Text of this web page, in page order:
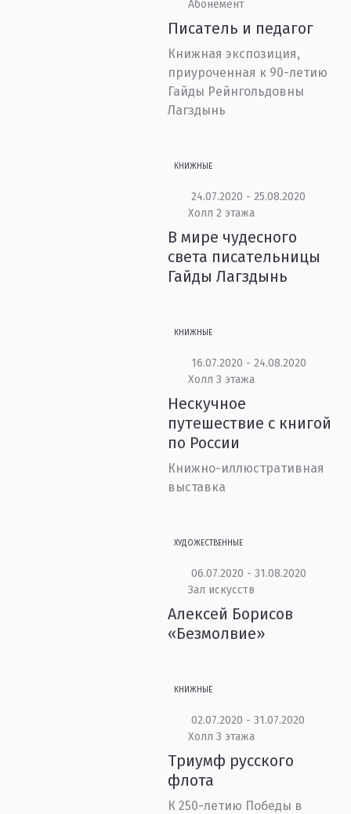
Абонемент
Писатель и педагог
Книжная экспозиция,
приуроченная к 90-летию
Гайды Рейнгольдовны
Лагздынь
КНИЖНЫЕ
24.07.2020 - 25.08.2020
Холл 2 этажа
В мире чудесного
света писательницы
Гайды Лагздынь
КНИЖНЫЕ
16.07.2020 - 24.08.2020
Холл 3 этажа
Нескучное
путешествие с книгой
по России
Книжно-иллюстративная
выставка
ХУДОЖЕСТВЕННЫЕ
06.07.2020 - 31.08.2020
Зал искусств
Алексей Борисов
«Безмолвие»
КНИЖНЫЕ
02.07.2020 - 31.07.2020
Холл 3 этажа
Триумф русского
флота
К 250-летию Победы в